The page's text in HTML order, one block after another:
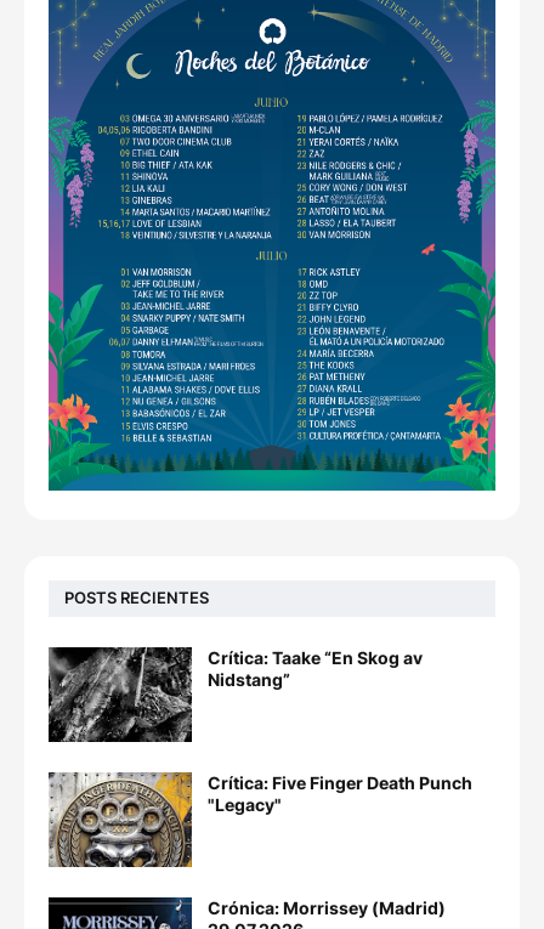
POSTS RECIENTES
Crítica: Taake “En Skog av
Nidstang”
Crítica: Five Finger Death Punch
"Legacy"
Crónica: Morrissey (Madrid)